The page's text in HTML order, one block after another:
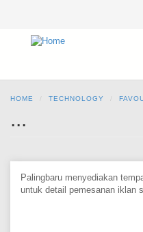
HOME TECHNOLOGY
...
Palingbaru menyediakan
untuk detail pemesanan iklan